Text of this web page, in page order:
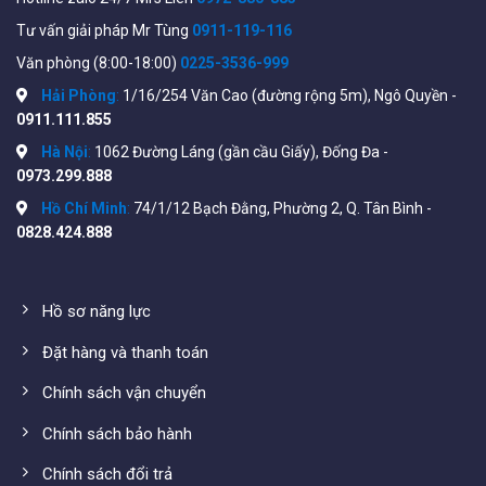
https://www.cisco.com/c/en/us/products/collateral/
220-series-smart-switches/datasheet-c78-
Tham khảo thêm các Switch khác tại đây:
https://wifistore.vn/danh-muc-san-pham/quan-
Tư vấn giải pháp Mr Tùng 0911-119-116
Văn phòng (8:00-18:00) 0225-3536-999
Hải Phòng: 1/16/254 Văn Cao (đường rộng 5m), Ngô Quyền -
0911.111.855
Hà Nội: 1062 Đường Láng (gần cầu Giấy), Đống Đa -
0973.299.888
Hồ Chí Minh: 74/1/12 Bạch Đằng, Phường 2, Q. Tân Bình -
0828.424.888
Hồ sơ năng lực
Đặt hàng và thanh toán
Chính sách vận chuyển
Chính sách bảo hành
Chính sách đổi trả